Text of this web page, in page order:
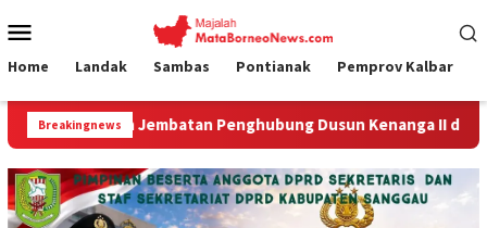
ke
Mobile
Home Landak Sambas Pontianak Pemprov Kalbar
Breakingnews
Penghubung Dusun Kenanga II dan Melati Segera Dibangun